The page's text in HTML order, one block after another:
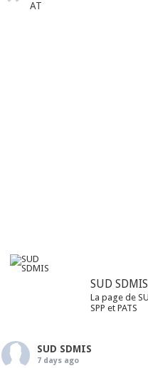
AT
SUD SDMIS
La page de
SPP et PATS
SUD SDMIS
7 days ago